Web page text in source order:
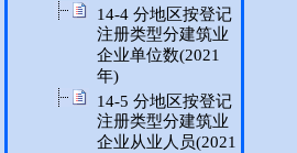
14-4 分地区按登记
注册类型分建筑业
企业单位数(2021
年)
14-5 分地区按登记
注册类型分建筑业
企业从业人员(2021